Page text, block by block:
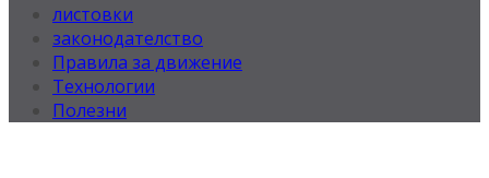
листовки
законодателство
Правила за движение
Технологии
Полезни